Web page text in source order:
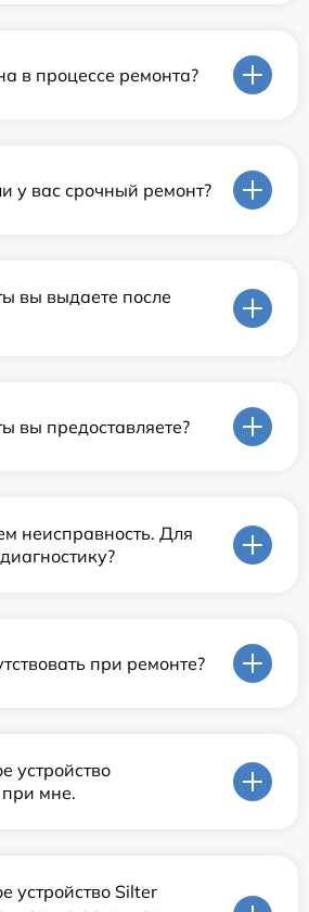
в процессе ремонта?
у вас срочный ремонт?
вы выдаете после
вы предоставляете?
неисправность. Для
при ремонте?
устройство
мне.
устройство Silter